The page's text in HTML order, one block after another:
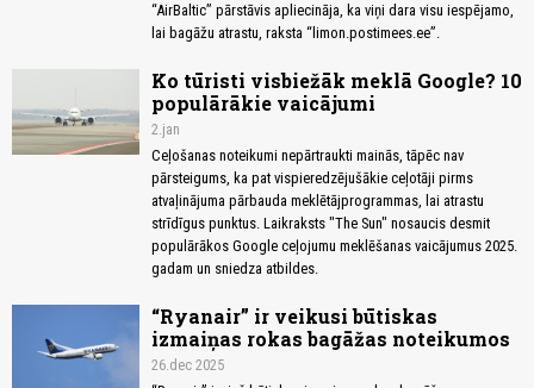
“AirBaltic” pārstāvis apliecināja, ka viņi dara visu iespējamo,
lai bagāžu atrastu, raksta “limon.postimees.ee”.
Ko tūristi visbiežāk meklā Google? 10
populārākie vaicājumi
2.jan
Ceļošanas noteikumi nepārtraukti mainās, tāpēc nav
pārsteigums, ka pat vispieredzējušākie ceļotāji pirms
atvaļinājuma pārbauda meklētājprogrammas, lai atrastu
strīdīgus punktus. Laikraksts "The Sun" nosaucis desmit
populārākos Google ceļojumu meklēšanas vaicājumus 2025.
gadam un sniedza atbildes.
“Ryanair” ir veikusi būtiskas
izmaiņas rokas bagāžas noteikumos
26.dec 2025